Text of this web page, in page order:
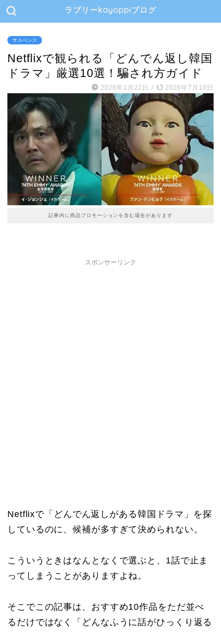
ラブリーkayoppiブログ
サスペンス
Netflixで観られる「どんでん返し韓国
ドラマ」厳選10選！騙され方ガイド
2026年1月22日 / 2026年7月10日
記事内に商品プロモーションを含む場合があります
スポンサーリンク
Netflixで「どんでん返しがある韓国ドラマ」を探
しているのに、候補が多すぎて決められない。
こういうときはなんとなくで選ぶと、1話で止ま
ってしまうことがありますよね。
そこでこの記事は、おすすめ10作品をただ並べ
るだけではなく「どんなふうに話がひっくり返る